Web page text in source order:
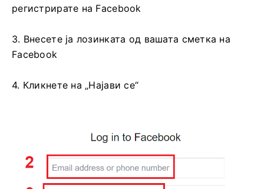
регистрирате на Facebook
3. Внесете ја лозинката од вашата сметка на
Facebook
4. Кликнете на „Најави се“